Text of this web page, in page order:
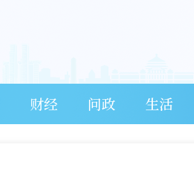
财经 问政 生活